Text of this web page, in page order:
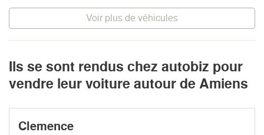
Voir plus de véhicules
Ils se sont rendus chez autobiz pour
vendre leur voiture autour de Amiens
Clemence